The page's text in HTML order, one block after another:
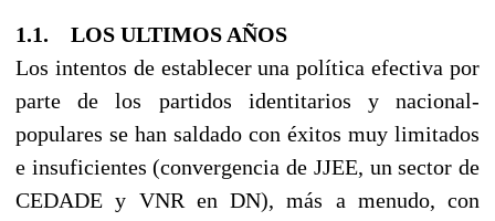
1.1. LOS ULTIMOS AÑOS
Los intentos de establecer una política efectiva por
parte de los partidos identitarios y nacional-
populares se han saldado con éxitos muy limitados
e insuficientes (convergencia de JJEE, un sector de
CEDADE y VNR en DN), más a menudo, con